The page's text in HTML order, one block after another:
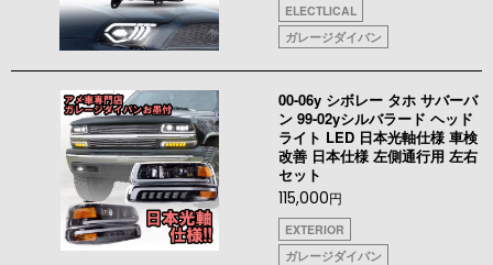
ELECTLICAL
ガレージダイバン
00-06y シボレー タホ サバーバ
ン 99-02yシルバラード ヘッド
ライト LED 日本光軸仕様 車検
改善 日本仕様 左側通行用 左右
セット
115,000円
EXTERIOR
ガレージダイバン